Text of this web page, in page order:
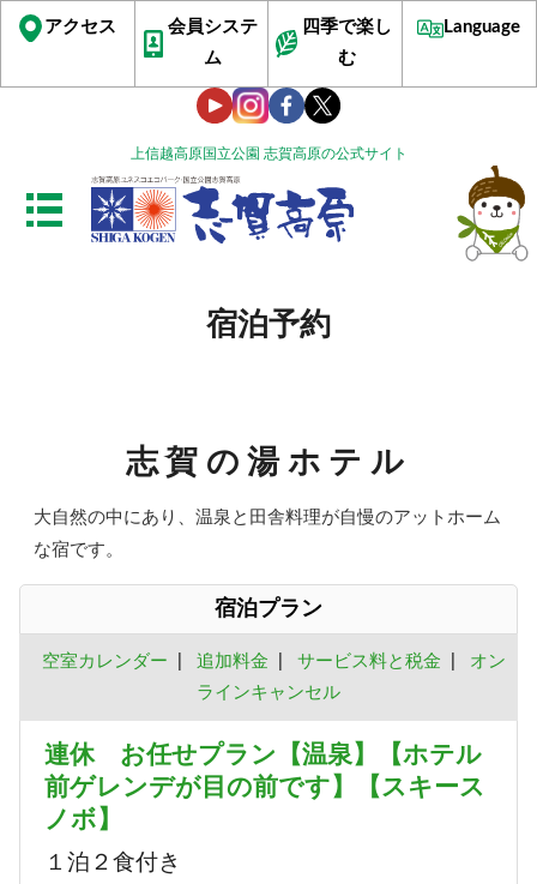
上信越高原国立公園 志賀高原の公式サイト
アクセス
会員システ
ム
四季で楽し
む
Language
宿泊予約
志賀の湯ホテル
大自然の中にあり、温泉と田舎料理が自慢のアットホーム
な宿です。
宿泊プラン
空室カレンダー 追加料金 サービス料と税金
オン
ラインキャンセル
連休 お任せプラン【温泉】【ホテル
前ゲレンデが目の前です】【スキース
ノボ】
１泊２食付き